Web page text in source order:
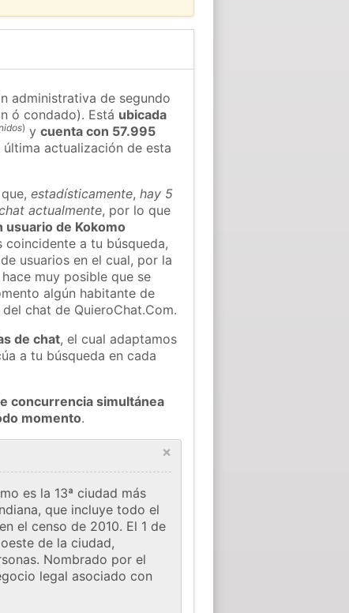
administrativa de segundo
ó condado). Está ubicada
) ycuenta con 57.995
última actualización de esta
que,estadísticamente,hay 5
actualmente, por lo que
de Kokomo
a tu búsqueda,
usuarios en el cual, por la
muy posible que se
algún habitante de
chat de QuieroChat.Com.
de chat, el cual adaptamos
a tu búsqueda en cada
concurrencia simultánea
momento.
×
es la 13ª ciudad más
que incluye todo el
el censo de 2010. El 1 de
de la ciudad,
Nombrado por el
legal asociado con